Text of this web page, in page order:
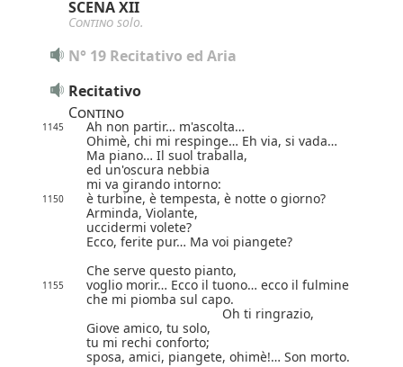
SCENA XII
Contino solo.
N° 19 Recitativo ed Aria
Recitativo
Contino
1145
Ah non partir… m'ascolta…
Ohimè, chi mi respinge… Eh via, si vada…
Ma piano… Il suol traballa,
ed un'oscura nebbia
mi va girando intorno:
1150
è turbine, è tempesta, è notte o giorno?
Arminda, Violante,
uccidermi volete?
Ecco, ferite pur… Ma voi piangete?
Che serve questo pianto,
1155 voglio morir… Ecco il tuono… ecco il fulmine
che mi piomba sul capo.
Oh ti ringrazio,
Giove amico, tu solo,
tu mi rechi conforto;
sposa, amici, piangete, ohimè!… Son morto.